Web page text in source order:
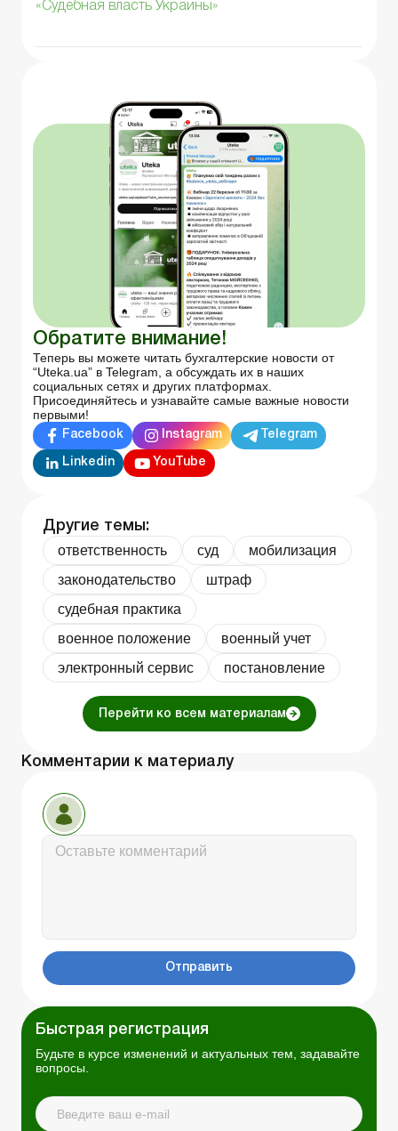
«Судебная власть Украины»
Обратите внимание!
Теперь вы можете читать бухгалтерские новости от
“Uteka.ua” в Telegram, а обсуждать их в наших
социальных сетях и других платформах.
Присоединяйтесь и узнавайте самые важные новости
первыми!
Facebook Instagram Telegram
Linkedin YouTube
Другие темы:
ответственность суд
мобилизация
законодательство
штраф
судебная практика
военное положение
военный учет
электронный сервис
постановление
Перейти ко всем материалам
Комментарии к материалу
Отправить
Быстрая регистрация
Будьте в курсе изменений и актуальных тем, задавайте
вопросы.